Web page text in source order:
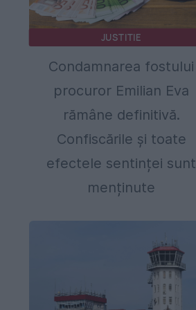
JUSTITIE
Condamnarea fostului
procuror Emilian Eva
rămâne definitivă.
Confiscările și toate
efectele sentinței sunt
menținute